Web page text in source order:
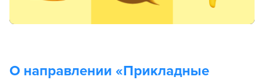
О направлении «Прикладные